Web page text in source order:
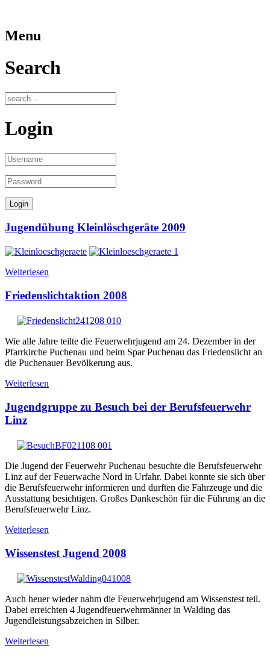
Menu
Search
Login
Jugendübung Kleinlöschgeräte 2009
Weiterlesen
Friedenslichtaktion 2008
Wie alle Jahre teilte die Feuerwehrjugend am 24. Dezember in der
Pfarrkirche Puchenau und beim Spar Puchenau das Friedenslicht an
die Puchenauer Bevölkerung aus.
Weiterlesen
Jugendgruppe zu Besuch bei der Berufsfeuerwehr
Linz
Die Jugend der Feuerwehr Puchenau besuchte die Berufsfeuerwehr
Linz auf der Feuerwache Nord in Urfahr. Dabei konnte sie sich über
die Berufsfeuerwehr informieren und durften die Fahrzeuge und die
Ausstattung besichtigen. Großes Dankeschön für die Führung an die
Berufsfeuerwehr Linz.
Weiterlesen
Wissenstest Jugend 2008
Auch heuer wieder nahm die Feuerwehrjugend am Wissenstest teil.
Dabei erreichten 4 Jugendfeuerwehrmänner in Walding das
Jugendleistungsabzeichen in Silber.
Weiterlesen